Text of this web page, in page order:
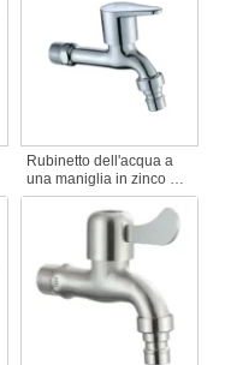
rubinetto di risparmio per
hotel e casa per lavatrici
giardino
Rubinetto dell'acqua a
una maniglia in zinco dal
design moderno e alla
moda per la lavatrice
Accessorio classico per
rubinetto a bavaglino